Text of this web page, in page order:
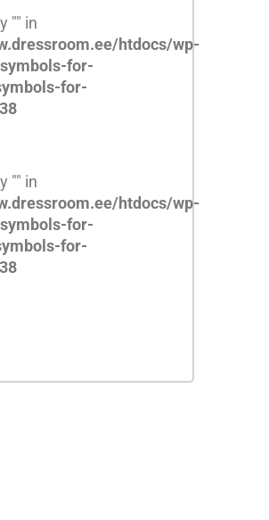
"" in
htdocs/wp-
for-
for-
"" in
htdocs/wp-
for-
for-